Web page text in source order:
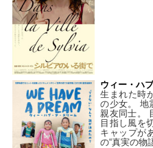
ウィー・ハ
生まれた時
の少女。 地
親友同士。
目指し風を
キャップが
の“真実の物語